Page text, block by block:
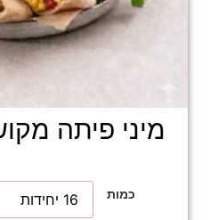
מיני פיתה
כמות